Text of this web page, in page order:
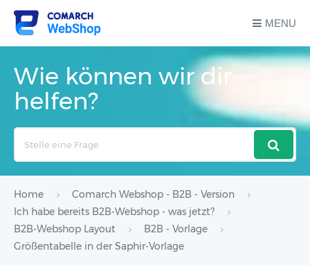
MENU
Wie können wir dir
helfen?
Home
Comarch Webshop - B2B - Version
Ich habe bereits B2B-Webshop - was jetzt?
B2B-Webshop Layout
B2B - Vorlage
Größentabelle in der Saphir-Vorlage